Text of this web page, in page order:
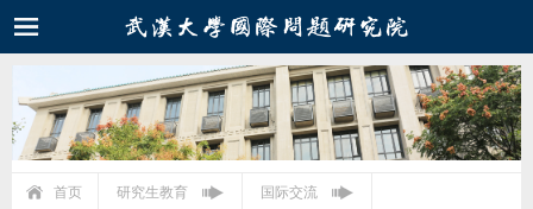
首页 研究生教育 国际交流